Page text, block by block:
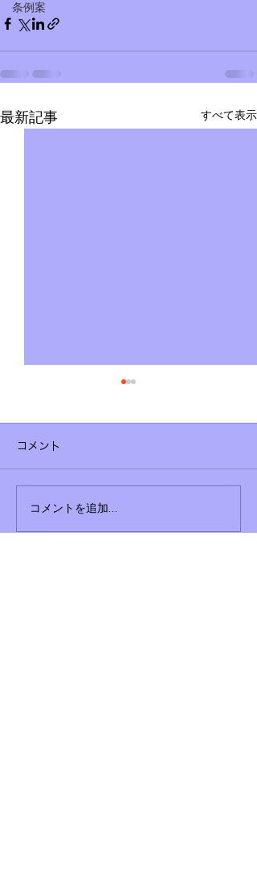
条例案
最新記事 すべて表示
狛江市議会議員 セカン
ドキャリア ヨコグシス
コメント
コメントを追加…